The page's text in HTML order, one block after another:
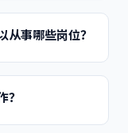
从事哪些岗位？
？